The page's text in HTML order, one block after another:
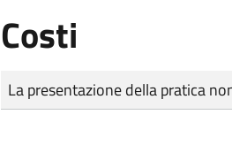
Costi
Tipo di pagamento
Importo
La presentazione della pratica